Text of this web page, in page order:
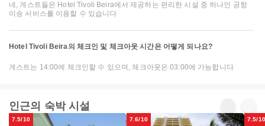
네, 게스트들은 Hotel Tivoli Beira에서 제공하는 편리한 시설 중 하나인 공항
이송 서비스를 이용할 수 있습니다
Hotel Tivoli Beira의 체크인 및 체크아웃 시간은 어떻게 되나요?
게스트는 14:00에 체크인할 수 있으며, 체크아웃은 03:00에 가능합니다
인근의 숙박 시설
7.5/10 7.6/10 7.5/10